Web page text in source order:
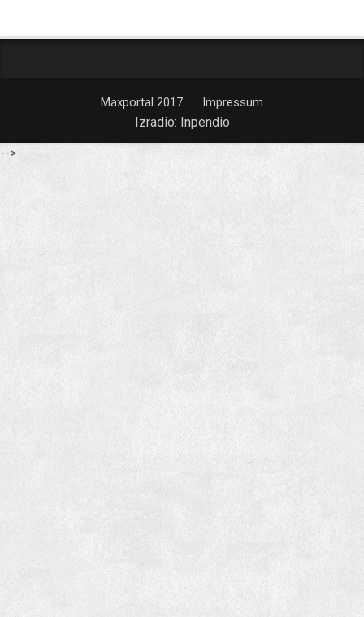
Maxportal 2017 Impressum
Izradio: Inpendio
-->